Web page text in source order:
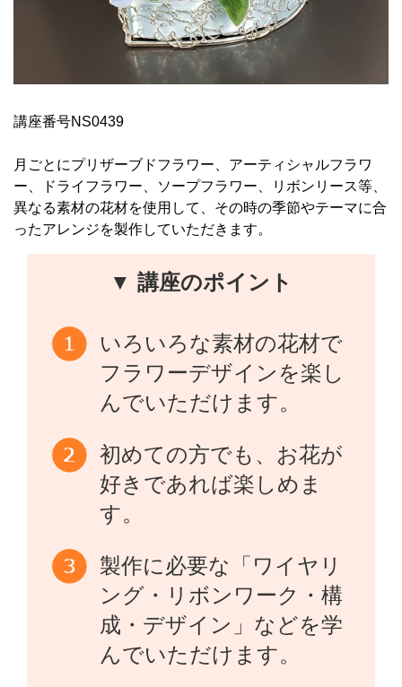
講座番号NS0439
月ごとにプリザーブドフラワー、アーティシャルフラワ
ー、ドライフラワー、ソープフラワー、リボンリース等、
異なる素材の花材を使用して、その時の季節やテーマに合
ったアレンジを製作していただきます。
▼ 講座のポイント
いろいろな素材の花材で
フラワーデザインを楽し
んでいただけます。
初めての方でも、お花が
好きであれば楽しめま
す。
製作に必要な「ワイヤリ
ング・リボンワーク・構
成・デザイン」などを学
んでいただけます。